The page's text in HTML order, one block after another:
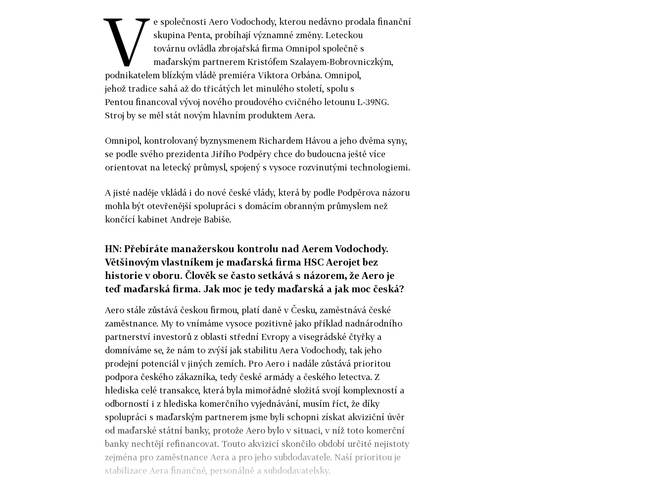
V e společnosti Aero Vodochody, kterou nedávno prodala finanční
skupina Penta, probíhají významné změny. Leteckou
továrnu ovládla zbrojařská firma Omnipol společně s
maďarským partnerem Kristófem Szalayem-Bobrovniczkým,
podnikatelem blízkým vládě premiéra Viktora Orbána. Omnipol,
jehož tradice sahá až do třicátých let minulého století, spolu s
Pentou financoval vývoj nového proudového cvičného letounu L-39NG.
Stroj by se měl stát novým hlavním produktem Aera.
Omnipol, kontrolovaný byznysmenem Richardem Hávou a jeho dvěma syny,
se podle svého prezidenta Jiřího Podpěry chce do budoucna ještě více
orientovat na letecký průmysl, spojený s vysoce rozvinutými technologiemi.
A jisté naděje vkládá i do nové české vlády, která by podle Podpěrova názoru
mohla být otevřenější spolupráci s domácím obranným průmyslem než
končící kabinet Andreje Babiše.
HN: Přebíráte manažerskou kontrolu nad Aerem Vodochody.
Většinovým vlastníkem je maďarská firma HSC Aerojet bez
historie v oboru. Člověk se často setkává s názorem, že Aero je
teď maďarská firma. Jak moc je tedy maďarská a jak moc česká?
Aero stále zůstává českou firmou, platí daně v Česku, zaměstnává české
zaměstnance. My to vnímáme vysoce pozitivně jako příklad nadnárodního
partnerství investorů z oblasti střední Evropy a visegrádské čtyřky a
domníváme se, že nám to zvýší jak stabilitu Aera Vodochody, tak jeho
prodejní potenciál v jiných zemích. Pro Aero i nadále zůstává prioritou
podpora českého zákazníka, tedy české armády a českého letectva. Z
hlediska celé transakce, která byla mimořádně složitá svojí komplexností a
odborností i z hlediska komerčního vyjednávání, musím říct, že díky
spolupráci s maďarským partnerem jsme byli schopni získat akviziční úvěr
od maďarské státní banky, protože Aero bylo v situaci, v níž toto komerční
banky nechtějí refinancovat. Touto akvizicí skončilo období určité nejistoty
zejména pro zaměstnance Aera a pro jeho subdodavatele. Naší prioritou je
stabilizace Aera finančně, personálně a subdodavatelsky.